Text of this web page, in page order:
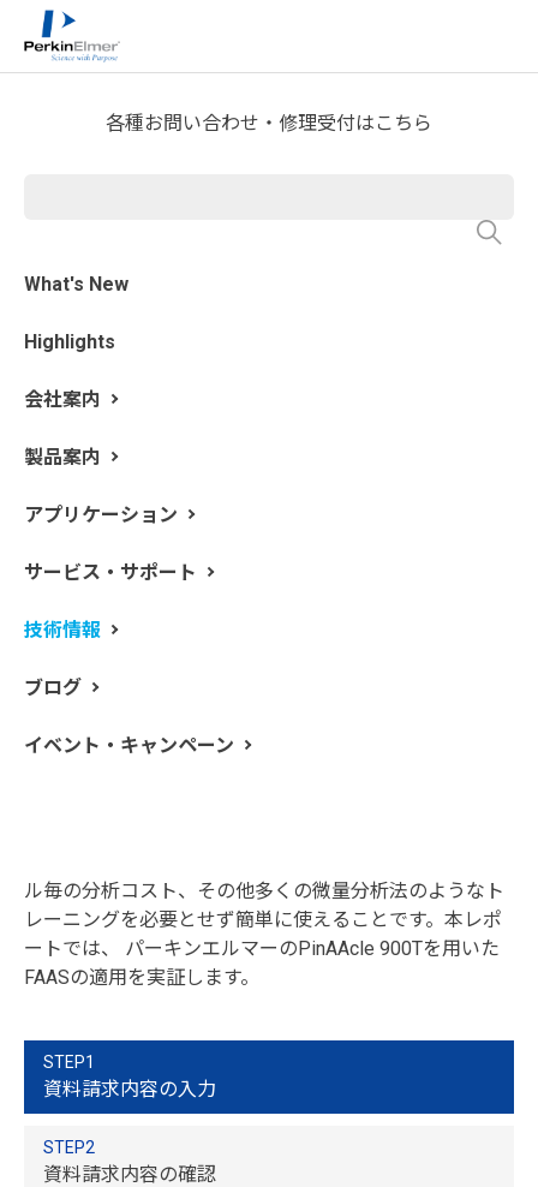
各種お問い合わせ・修理受付はこちら
What's New
Highlights
会社案内
製品案内
アプリケーション
サービス・サポート
技術情報
ブログ
イベント・キャンペーン
ホーム
フレーム原子吸光法によるマ
サプリメントが市販されています。これらに含まれるミ
されなければなりません。さらに、栄養表示教育法
U.S.において、全てのサプリメントに成分ラベルを明記
ル毎の分析コスト、その他多くの微量分析法のようなト
レーニングを必要とせず簡単に使えることです。本レポ
ートでは、 パーキンエルマーのPinAAcle 900Tを用いた
FAASの適用を実証します。
STEP1
資料請求内容の入力
STEP2
資料請求内容の確認